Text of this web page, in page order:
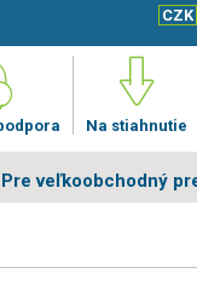
CZK
Na stiahnutie
Pre veľkoobchodný